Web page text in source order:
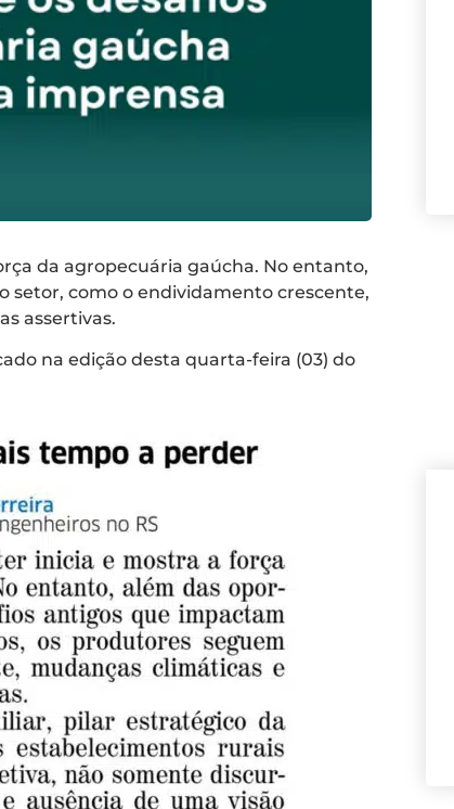
da agropecuária gaúcha. No entanto,
setor, como o endividamento crescente,
assertivas.
na edição desta quarta-feira (03) do